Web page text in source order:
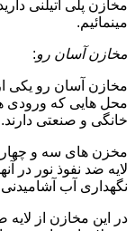
مخازن پلی اتیلنی
مینمائیم.
مخازن آسان رو:
مخازن آسان رو یکی
محل هایی که ورودی
خانگی و صنعتی دارند.
مخزن های سه و چهار
لایه ضد نفوذ نور در
نگهداری آب
در این مخازن از